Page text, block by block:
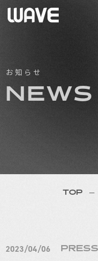
CONTACT
お知らせ
NEWS
TOP
2023/04/06